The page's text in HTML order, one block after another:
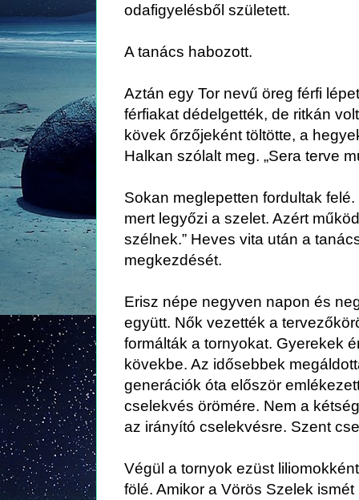
odafigyelésből született.
A tanács habozott.
Aztán egy Tor nevű öreg férfi
férfiakat dédelgették, de ritkán
kövek őrzőjeként töltötte, a
Halkan szólalt meg. „Sera terve
Sokan meglepetten fordultak
mert legyőzi a szelet. Azért
szélnek.” Heves vita után a
megkezdését.
Erisz népe negyven napon és
együtt. Nők vezették a
formálták a tornyokat. Gyerekek
kövekbe. Az idősebbek
generációk óta először
cselekvés örömére. Nem a
az irányító cselekvésre. Szent
Végül a tornyok ezüst
fölé. Amikor a Vörös Szelek